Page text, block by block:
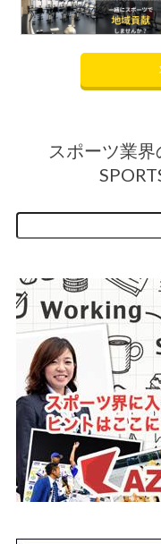
スポーツ業